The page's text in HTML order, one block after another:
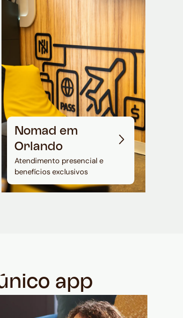
Nomad em
Orlando
Atendimento presencial e
benefícios exclusivos
app